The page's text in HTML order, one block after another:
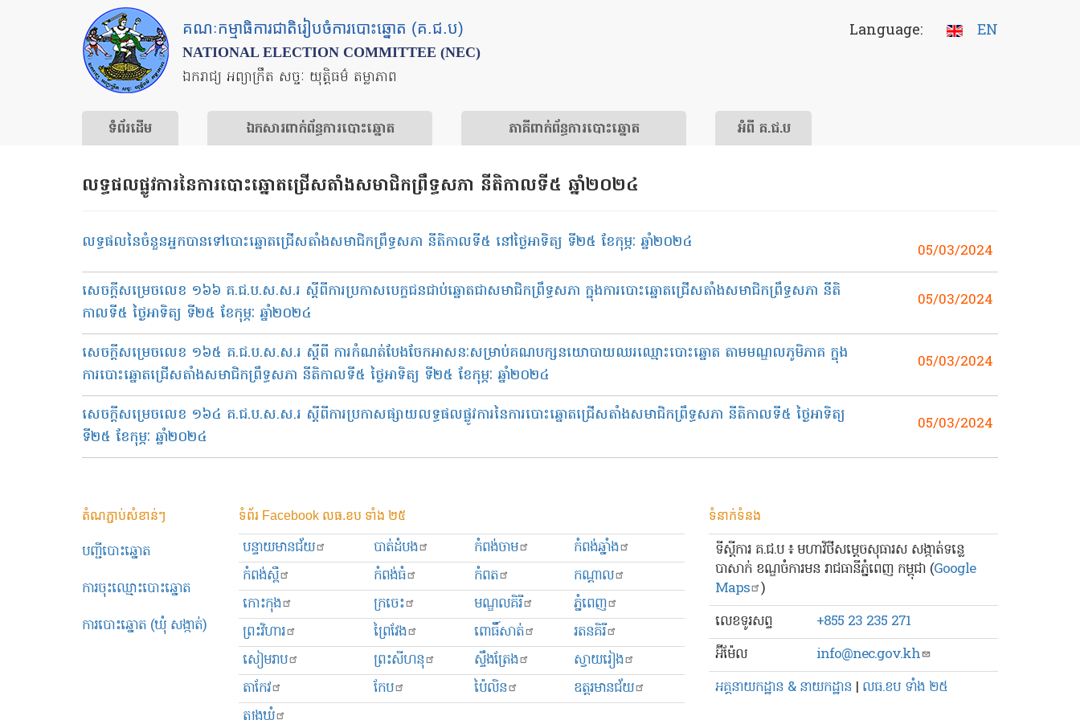
គណៈកម្មាធិការជាតិរៀបចំការបោះឆ្នោត (គ.ជ.ប)
NATIONAL ELECTION COMMITTEE (NEC)
ឯករាជ្យ អព្យាក្រឹត សច្ចៈ យុត្តិធម៌ តម្លាភាព
Language: EN
ទំព័រ​ដើម ឯកសារ​ពាក់ព័ន្ធ​ការ​បោះឆ្នោត ​ភាគីពាក់ព័ន្ធ​​ការ​បោះឆ្នោត អំពី គ.ជ.ប
លទ្ធផលផ្លូវការនៃការបោះឆ្នោតជ្រើសតាំងសមាជិកព្រឹទ្ធសភា នីតិកាលទី៥​ ឆ្នាំ២០២៤
លទ្ធផលនៃចំនួនអ្នកបានទៅបោះឆ្នោតជ្រើសតាំងសមាជិកព្រឹទ្ធសភា នីតិកាលទី៥​ នៅថ្ងៃអាទិត្យ ទី២៥ ខែកុម្ភៈ​ ឆ្នាំ២០២៤
05/03/2024
សេចក្តីសម្រេចលេខ ១៦៦​ គ.ជ.ប.ស.ស.រ ស្តីពីការប្រកាសបេក្ខជនជាប់ឆ្នោតជាសមាជិកព្រឹទ្ធសភា ក្នុងការបោះឆ្នោតជ្រើសតាំងសមាជិកព្រឹទ្ធសភា នីតិ
កាលទី៥ ថ្ងៃអាទិត្យ ទី២៥ ខែកុម្ភៈ ឆ្នាំ២០២៤
05/03/2024
សេចក្តីសម្រេចលេខ ១៦៥​ គ.ជ.ប.ស.ស.រ ស្តីពី ការកំណត់បែងចែកអាសនៈសម្រាប់គណបក្សនយោបាយឈរឈ្មោះបោះឆ្នោត តាមមណ្ឌលភូមិភាគ ក្នុង
ការបោះឆ្នោតជ្រើសតាំងសមាជិកព្រឹទ្ធសភា នីតិកាលទី៥ ថ្ងៃអាទិត្យ ទី២៥ ខែកុម្ភៈ ឆ្នាំ២០២៤
05/03/2024
សេចក្ដីសម្រេចលេខ ១៦៤ គ.ជ.ប.ស.ស.រ ស្តីពីការប្រកាសផ្សាយលទ្ធផលផ្លូវការនៃការបោះឆ្នោតជ្រើសតាំងសមាជិកព្រឹទ្ធសភា នីតិកាលទី៥​ ថ្ងៃអាទិត្យ
ទី២៥ ខែកុម្ភៈ ឆ្នាំ២០២៤
05/03/2024
តំណភ្ជាប់សំខាន់ៗ
បញ្ជីបោះឆ្នោត
ការចុះឈ្មោះបោះឆ្នោត
ការបោះឆ្នោត (ឃុំ សង្កាត់)
ទំព័រ Facebook លធ.ខប ទាំង ២៥
បន្ទាយមានជ័យ បាត់ដំបង កំពង់ចាម
កំពង់ឆ្នាំង
កំពង់ស្ពឺ
កំពង់ធំ កំពត
កណ្ដាល
កោះកុង
ក្រចេះ មណ្ឌលគិរី
ភ្នំពេញ
ព្រះ​វិហារ
ព្រៃវែង ពោធិ៍សាត់
រតនគិរី
សៀមរាប
ព្រះសីហនុ ស្ទឹងត្រែង
ស្វាយរៀង
តាកែវ
កែប ប៉ៃលិន
ឧត្ដរមានជ័យ
ទំនាក់ទំនង
ទីស្ដីការ គ.ជ.ប ៖ មហាវិថីសម្ដេចសុធារស សង្កាត់ទន្លេ
បាសាក់ ខណ្ឌចំការមន រាជធានីភ្នំពេញ កម្ពុជា (Google
Maps )
លេខ​ទូរសព្ទ
+855 23 235 271
អ៊ីម៉ែល
info@nec.gov.kh
អគ្គនាយកដ្ឋាន & នាយកដ្ឋាន | លធ.ខប ទាំង ២៥